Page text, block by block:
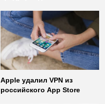
неофициальных клиентов
мессенджера
Apple удалил VPN из
российского App Store